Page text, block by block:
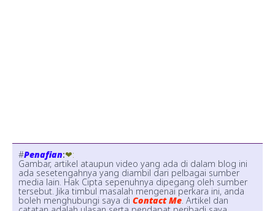
#Penafian:❤:
Gambar, artikel ataupun video yang ada di dalam blog ini
ada sesetengahnya yang diambil dari pelbagai sumber
media lain. Hak Cipta sepenuhnya dipegang oleh sumber
tersebut. Jika timbul masalah mengenai perkara ini, anda
boleh menghubungi saya di Contact Me. Artikel dan